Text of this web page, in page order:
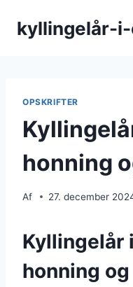
kyllingelår-
OPSKRIFTER
honning
Af 27. december
Kyllingelår
honning